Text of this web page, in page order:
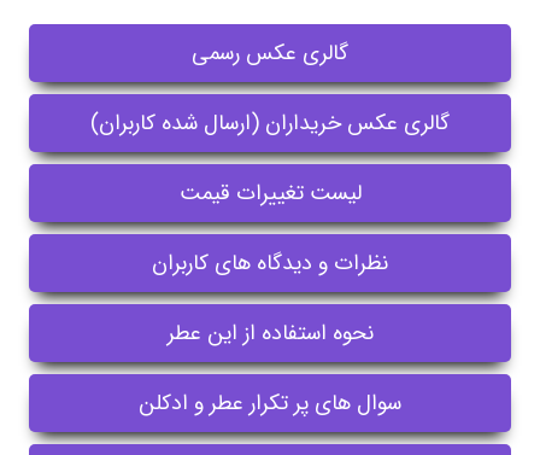
گالری عکس رسمی
گالری عکس خریداران (ارسال شده کاربران)
لیست تغییرات قیمت
نظرات و دیدگاه های کاربران
نحوه استفاده از این عطر
سوال های پر تکرار عطر و ادکلن